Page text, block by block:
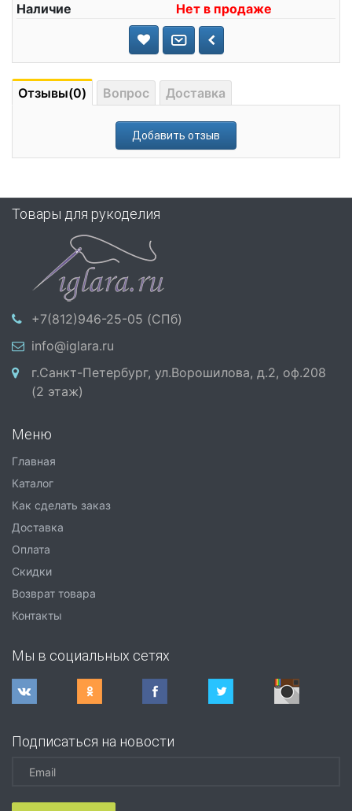
Наличие
Нет в продаже
Отзывы(0) Вопрос Доставка
Добавить отзыв
Товары для рукоделия
+7(812)946-25-05 (СПб)
info@iglara.ru
г.Санкт-Петербург, ул.Ворошилова, д.2, оф.208
(2 этаж)
Меню
Главная
Каталог
Как сделать заказ
Доставка
Оплата
Скидки
Возврат товара
Контакты
Мы в социальных сетях
Подписаться на новости